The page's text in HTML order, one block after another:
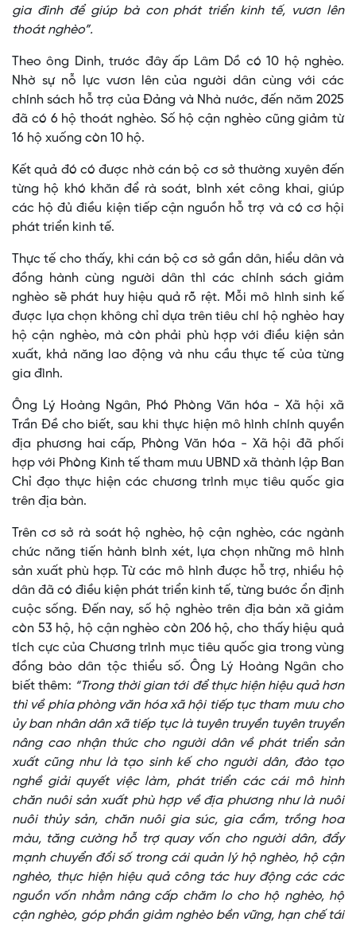
gia đình để giúp bà con phát triển kinh tế, vươn lên
thoát nghèo”.
Theo ông Dinh, trước đây ấp Lâm Dồ có 10 hộ nghèo.
Nhờ sự nỗ lực vươn lên của người dân cùng với các
chính sách hỗ trợ của Đảng và Nhà nước, đến năm 2025
đã có 6 hộ thoát nghèo. Số hộ cận nghèo cũng giảm từ
16 hộ xuống còn 10 hộ.
Kết quả đó có được nhờ cán bộ cơ sở thường xuyên đến
từng hộ khó khăn để rà soát, bình xét công khai, giúp
các hộ đủ điều kiện tiếp cận nguồn hỗ trợ và có cơ hội
phát triển kinh tế.
Thực tế cho thấy, khi cán bộ cơ sở gần dân, hiểu dân và
đồng hành cùng người dân thì các chính sách giảm
nghèo sẽ phát huy hiệu quả rõ rệt. Mỗi mô hình sinh kế
được lựa chọn không chỉ dựa trên tiêu chí hộ nghèo hay
hộ cận nghèo, mà còn phải phù hợp với điều kiện sản
xuất, khả năng lao động và nhu cầu thực tế của từng
gia đình.
Ông Lý Hoàng Ngân, Phó Phòng Văn hóa - Xã hội xã
Trần Đề cho biết, sau khi thực hiện mô hình chính quyền
địa phương hai cấp, Phòng Văn hóa - Xã hội đã phối
hợp với Phòng Kinh tế tham mưu UBND xã thành lập Ban
Chỉ đạo thực hiện các chương trình mục tiêu quốc gia
trên địa bàn.
Trên cơ sở rà soát hộ nghèo, hộ cận nghèo, các ngành
chức năng tiến hành bình xét, lựa chọn những mô hình
sản xuất phù hợp. Từ các mô hình được hỗ trợ, nhiều hộ
dân đã có điều kiện phát triển kinh tế, từng bước ổn định
cuộc sống. Đến nay, số hộ nghèo trên địa bàn xã giảm
còn 53 hộ, hộ cận nghèo còn 206 hộ, cho thấy hiệu quả
tích cực của Chương trình mục tiêu quốc gia trong vùng
đồng bào dân tộc thiểu số. Ông Lý Hoàng Ngân cho
biết thêm: “Trong thời gian tới để thực hiện hiệu quả hơn
thì về phía phòng văn hóa xã hội tiếp tục tham mưu cho
ủy ban nhân dân xã tiếp tục là tuyên truyền tuyên truyền
nâng cao nhận thức cho người dân về phát triển sản
xuất cũng như là tạo sinh kế cho người dân, đào tạo
nghề giải quyết việc làm, phát triển các cái mô hình
chăn nuôi sản xuất phù hợp về địa phương như là nuôi
nuôi thủy sản, chăn nuôi gia súc, gia cầm, trồng hoa
màu, tăng cường hỗ trợ quay vốn cho người dân, đẩy
mạnh chuyển đổi số trong cái quản lý hộ nghèo, hộ cận
nghèo, thực hiện hiệu quả công tác huy động các các
nguồn vốn nhằm nâng cấp chăm lo cho hộ nghèo, hộ
cận nghèo, góp phần giảm nghèo bền vững, hạn chế tái